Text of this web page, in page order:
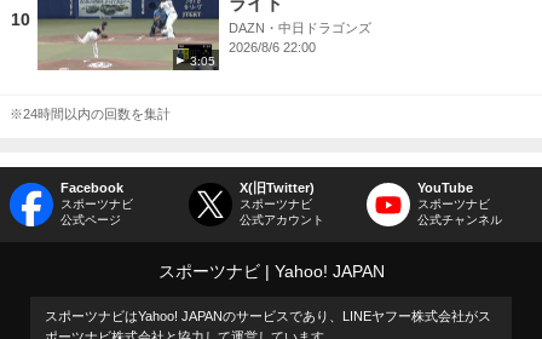
10
3:05
DAZN・中日ドラゴンズ
2026/8/6 22:00
※24時間以内の回数を集計
Facebook
スポーツナビ
公式ページ
X(旧Twitter)
スポーツナビ
公式アカウント
YouTube
スポーツナビ
公式チャンネル
スポーツナビ Yahoo! JAPAN
スポーツナビはYahoo! JAPANのサービスであり、LINEヤフー株式会社がス